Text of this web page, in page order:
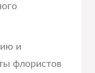
и
флористов